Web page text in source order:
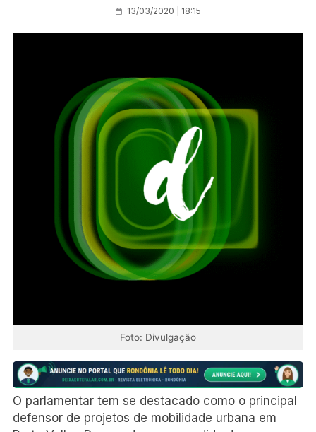
13/03/2020 | 18:15
Foto: Divulgação
O parlamentar tem se destacado como o principal
defensor de projetos de mobilidade urbana em